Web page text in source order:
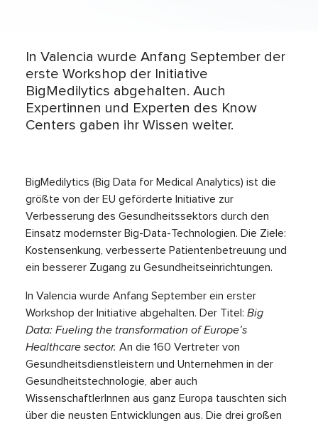
In Valencia wurde Anfang September der
erste Workshop der Initiative
BigMedilytics abgehalten. Auch
Expertinnen und Experten des Know
Centers gaben ihr Wissen weiter.
BigMedilytics (Big Data for Medical Analytics) ist die
größte von der EU geförderte Initiative zur
Verbesserung des Gesundheitssektors durch den
Einsatz modernster Big-Data-Technologien. Die Ziele:
Kostensenkung, verbesserte Patientenbetreuung und
ein besserer Zugang zu Gesundheitseinrichtungen.
In Valencia wurde Anfang September ein erster
Workshop der Initiative abgehalten. Der Titel: Big
Data: Fueling the transformation of Europe’s
Healthcare sector. An die 160 Vertreter von
Gesundheitsdienstleistern und Unternehmen in der
Gesundheitstechnologie, aber auch
WissenschaftlerInnen aus ganz Europa tauschten sich
über die neusten Entwicklungen aus. Die drei großen